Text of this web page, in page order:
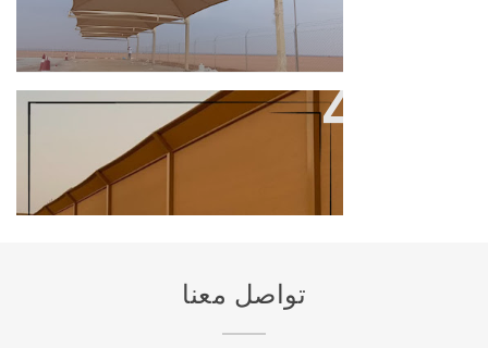
مميزات مظلات سيارات والسواتر
للفل والمنازل في جدة
تواصل معنا